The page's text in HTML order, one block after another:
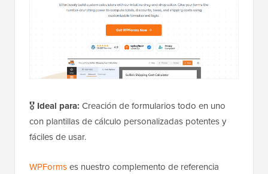
🎖️ Ideal para: Creación de formularios todo en uno
con plantillas de cálculo personalizadas potentes y
fáciles de usar.
WPFormses nuestro complemento de referencia